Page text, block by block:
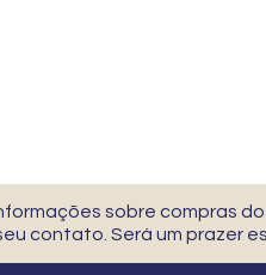
sobre compras
contato. Será um prazer